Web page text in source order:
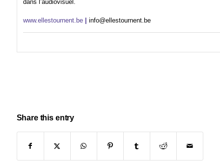
dans l’audiovisuel.
www.ellestournent.be| info@ellestournent.be
Share this entry